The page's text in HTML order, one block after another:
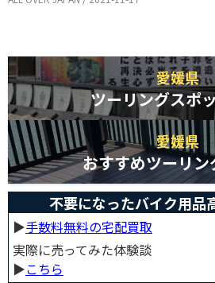
愛媛県
ツーリングスポ
愛媛県
おすすめツーリン
不要になったバイク用品
▶︎手数料無料の宅配買取
実際に売ってみた体験談
▶︎こちら